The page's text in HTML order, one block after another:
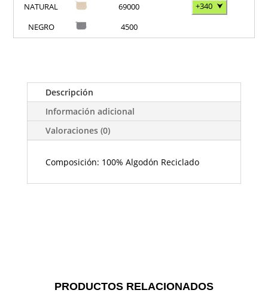
NATURAL 69000 +340 ⮟
NEGRO
4500
Descripción
Información adicional
Valoraciones (0)
Composición: 100% Algodón Reciclado
PRODUCTOS RELACIONADOS